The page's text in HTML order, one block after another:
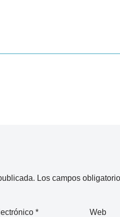
Los campos
* Web